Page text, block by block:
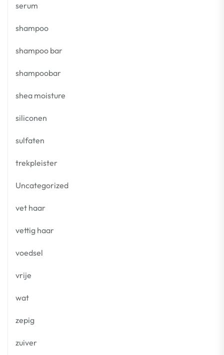
serum
shampoo
shampoo bar
shampoobar
shea moisture
siliconen
sulfaten
trekpleister
Uncategorized
vet haar
vettig haar
voedsel
vrije
wat
zepig
zuiver